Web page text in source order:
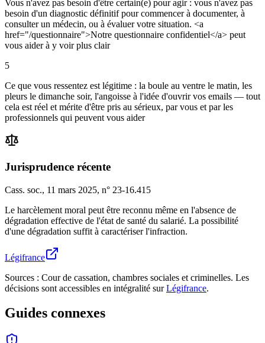
Vous n'avez pas besoin d'être certain(e) pour agir : vous n'avez pas
besoin d'un diagnostic définitif pour commencer à documenter, à
consulter un médecin, ou à évaluer votre situation. <a
href="/questionnaire">Notre questionnaire confidentiel</a> peut
vous aider à y voir plus clair
5
Ce que vous ressentez est légitime : la boule au ventre le matin, les
pleurs le dimanche soir, l'angoisse à l'idée d'ouvrir vos emails — tout
cela est réel et mérite d'être pris au sérieux, par vous et par les
professionnels qui peuvent vous aider
Jurisprudence récente
Cass. soc., 11 mars 2025, n° 23-16.415
Le harcèlement moral peut être reconnu même en l'absence de
dégradation effective de l'état de santé du salarié. La possibilité
d'une dégradation suffit à caractériser l'infraction.
Légifrance
Sources : Cour de cassation, chambres sociales et criminelles. Les
décisions sont accessibles en intégralité sur Légifrance.
Guides connexes